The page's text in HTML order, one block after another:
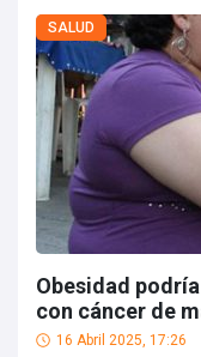
SALUD
Obesidad
con cáncer de
16 Abril 2025, 17:26